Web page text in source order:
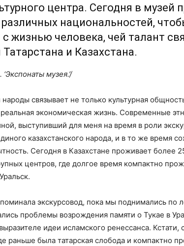
центра. Сегодня в музей
национальностей,
жизнью человека, чей талант
и Казахстана.
музея.’/
народы связывает не только культурная
экономическая жизнь. Современные
выступивший для меня на время в роли
казахстанского народа, и в то же время
Сегодня в Казахстане проживает более
центров, где долгое время компактно
экскурсовод, пока мы поднимались по
проблемы возрождения памяти о Тукае в
идеи исламского ренессанса. Кстати,
раньше была татарская слобода и компактно